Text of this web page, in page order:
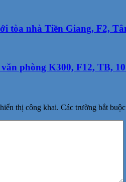
tòa nhà Tiền Giang, F2,
phòng K300, F12, TB,
thị công khai. Các trường bắt